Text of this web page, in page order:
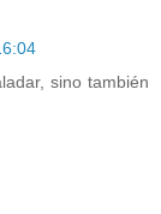
sino también